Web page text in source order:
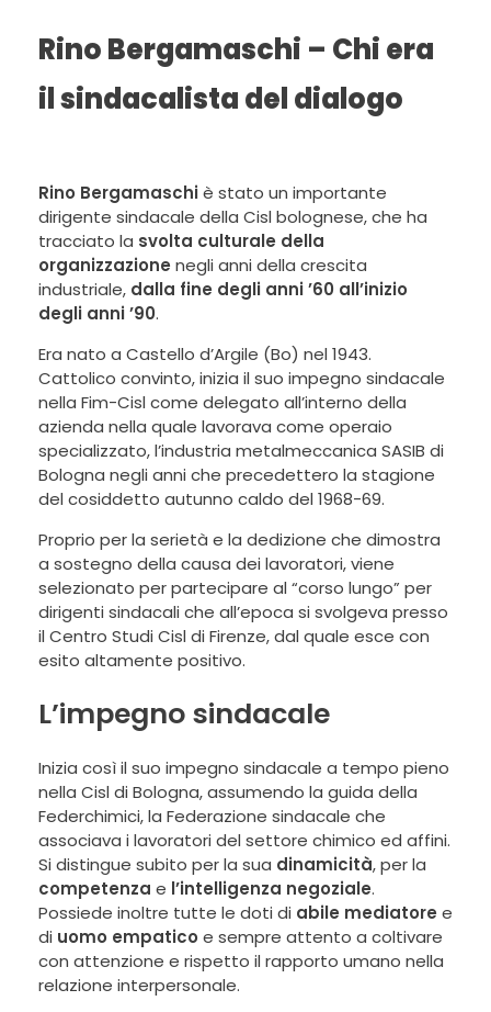
Rino Bergamaschi – Chi era
il sindacalista del dialogo
Rino Bergamaschiè stato un importante
dirigente sindacale della Cisl bolognese, che ha
tracciato la svolta culturale della
organizzazione negli anni della crescita
industriale, dalla fine degli anni ’60 all’inizio
degli anni ’90.
Era nato a Castello d’Argile (Bo) nel 1943.
Cattolico convinto, inizia il suo impegno sindacale
nella Fim-Cisl come delegato all’interno della
azienda nella quale lavorava come operaio
specializzato, l’industria metalmeccanica SASIB di
Bologna negli anni che precedettero la stagione
del cosiddetto autunno caldo del 1968-69.
Proprio per la serietà e la dedizione che dimostra
a sostegno della causa dei lavoratori, viene
selezionato per partecipare al “corso lungo” per
dirigenti sindacali che all’epoca si svolgeva presso
il Centro Studi Cisl di Firenze, dal quale esce con
esito altamente positivo.
L’impegno sindacale
Inizia così il suo impegno sindacale a tempo pieno
nella Cisl di Bologna, assumendo la guida della
Federchimici, la Federazione sindacale che
associava i lavoratori del settore chimico ed affini.
Si distingue subito per la sua dinamicità, per la
competenza e l’intelligenza negoziale.
Possiede inoltre tutte le doti di abile mediatore e
di uomo empatico e sempre attento a coltivare
con attenzione e rispetto il rapporto umano nella
relazione interpersonale.